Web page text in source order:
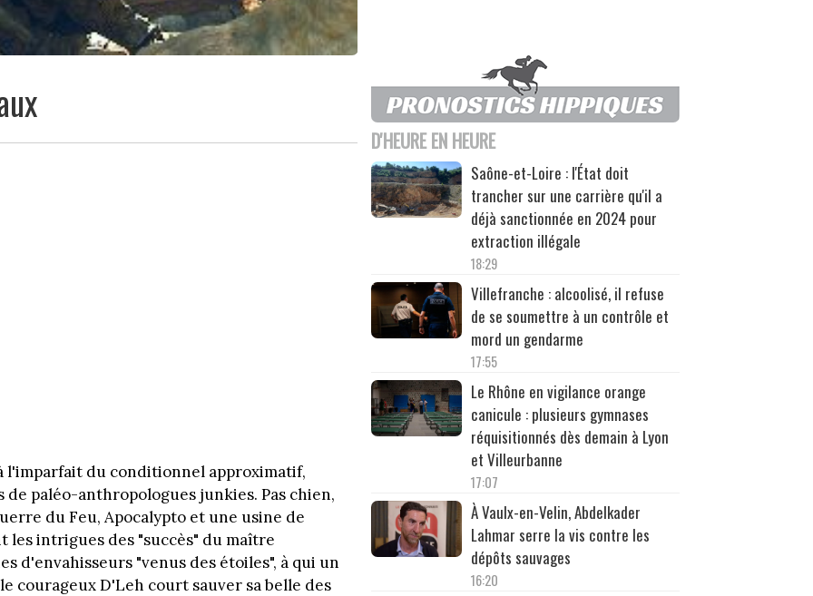
l'imparfait du conditionnel approximatif,
paléo-anthropologues junkies. Pas chien,
du Feu, Apocalypto et une usine de
les intrigues des "succès" du maître
d'envahisseurs "venus des étoiles", à qui un
courageux D'Leh court sauver sa belle des
D'HEURE EN HEURE
Saône-et-Loire : l'État doit
trancher sur une carrière qu'il a
déjà sanctionnée en 2024 pour
extraction illégale
18:29
Villefranche : alcoolisé, il refuse
de se soumettre à un contrôle et
mord un gendarme
17:55
Le Rhône en vigilance orange
canicule : plusieurs gymnases
réquisitionnés dès demain à Lyon
et Villeurbanne
17:07
À Vaulx-en-Velin, Abdelkader
Lahmar serre la vis contre les
dépôts sauvages
16:20